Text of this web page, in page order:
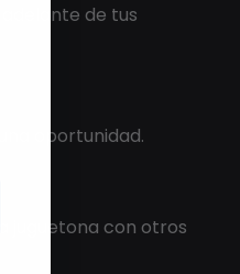
de tus
oportunidad.
juguetona con otros